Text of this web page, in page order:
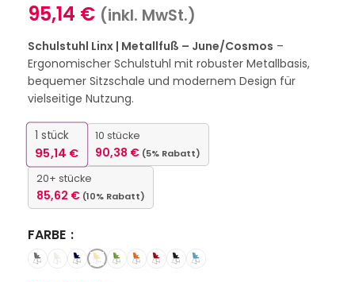
95,14 € (inkl. MwSt.)
Schulstuhl Linx | Metallfuß – June/Cosmos –
Ergonomischer Schulstuhl mit robuster Metallbasis,
bequemer Sitzschale und modernem Design für
vielseitige Nutzung.
1 stück
95,14 €
10 stücke
90,38 € (5% Rabatt)
20+ stücke
85,62 € (10% Rabatt)
FARBE